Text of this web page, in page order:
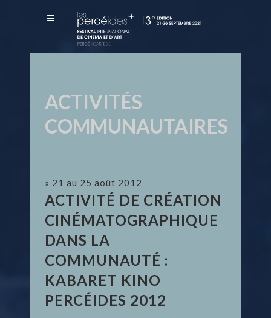
ACTIVITÉS
COMMUNAUTAIRES
» 21 au 25 août 2012
ACTIVITÉ DE CRÉATION
CINÉMATOGRAPHIQUE
DANS LA
COMMUNAUTÉ :
KABARET KINO
PERCÉIDES 2012